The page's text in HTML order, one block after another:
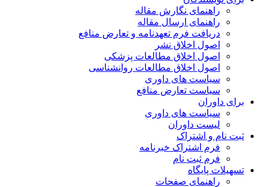
راهنمای نگارش مقاله
راهنمای ارسال مقاله
دریافت فرم تعهدنامه و تعارض منافع
اصول اخلاق نشر
اصول اخلاق مطالعات پزشکی
اصول اخلاق مطالعات روانشناسی
سیاست های داوری
سیاست تعارض منافع
برای داوران
سیاست های داوری
لیست داوران
ثبت نام و اشتراک
فرم اشتراک خبرنامه
فرم ثبت نام
تسهیلات پایگاه
راهنمای صفحات